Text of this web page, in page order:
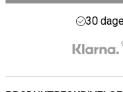
Gratis
30
Gratis